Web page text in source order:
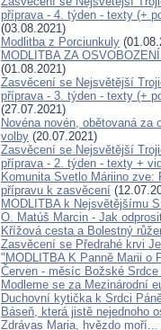
příprava - 4. týden - texty (+
(03.08.2021)
Modlitba z Porciunkuly
MODLITBA ZA
(01.08.2021)
Zasvěcení se Nejsvětější
příprava - 3. týden - texty (+
(27.07.2021)
Novéna novén, obětovaná za
volby (20.07.2021)
Zasvěcení se Nejsvětější
příprava - 2. týden - texty +
Komunita Svetlo Máriino zve:
přípravu k zasvěcení
MODLITBA k Nejsvětějšímu
O. Matúš Marcin - Jak
Křížová cesta a Bolestný
Zasvěcení se Předrahé krvi
"MODLITBA K Panně Marii o
Červen - měsíc Božské
Modleme se za Mezinárodní
Duchovní kytička k Srdci
Báseň, která jistě nejednoho
Zdrávas Maria, hvězdo